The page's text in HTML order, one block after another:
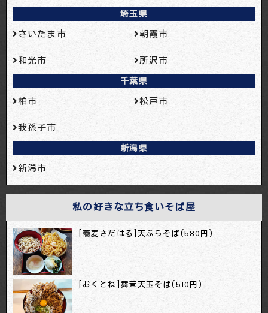
埼玉県
さいたま市 朝霞市
和光市 所沢市
千葉県
柏市 松戸市
我孫子市
新潟県
新潟市
私の好きな立ち食いそば屋
[蕎麦さだはる]天ぷらそば(580円)
[おくとね]舞茸天玉そば(510円)